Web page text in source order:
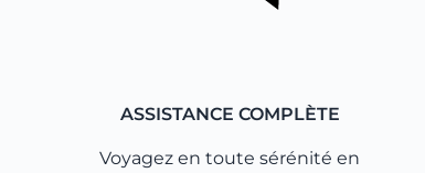
ASSISTANCE COMPLÈTE
Voyagez en toute sérénité en